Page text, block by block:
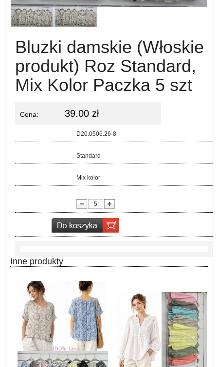
Bluzki damskie (Włoskie
produkt) Roz Standard,
Mix Kolor Paczka 5 szt
Cena: 39.00 zł
D20.0506.26-8
Standard
Mix kolor
Inne produkty